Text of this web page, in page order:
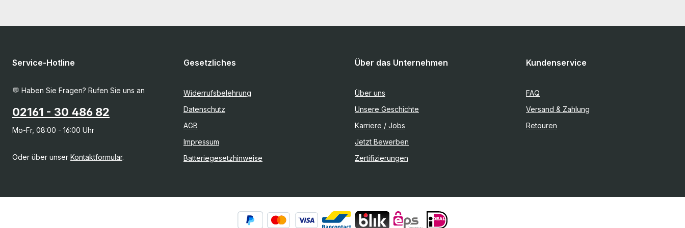
Service-Hotline
💬 Haben Sie Fragen? Rufen Sie uns an
02161 - 30 486 82
Mo-Fr, 08:00 - 16:00 Uhr
Oder über unser Kontaktformular.
Gesetzliches
Widerrufsbelehrung
Datenschutz
AGB
Impressum
Batteriegesetzhinweise
Über das Unternehmen
Über uns
Unsere Geschichte
Karriere / Jobs
Jetzt Bewerben
Zertifizierungen
Kundenservice
FAQ
Versand & Zahlung
Retouren